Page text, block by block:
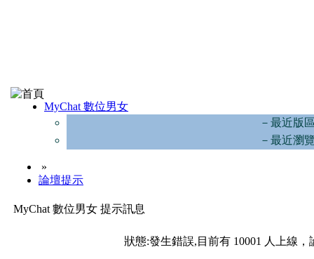
MyChat 數位男女
－最近版
－最近瀏
»
論壇提示
MyChat 數位男女 提示訊息
狀態:發生錯誤,目前有 10001 人上線